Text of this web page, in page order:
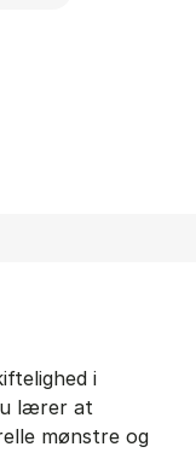
Ad­min­is­tra­tion
i
lærer at
mønstre og